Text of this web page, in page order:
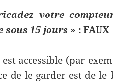
votre
sous 15 jours » : FAUX
accessible (par
de le garder est de le